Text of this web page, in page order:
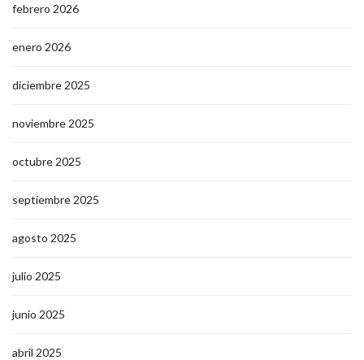
febrero 2026
enero 2026
diciembre 2025
noviembre 2025
octubre 2025
septiembre 2025
agosto 2025
julio 2025
junio 2025
abril 2025